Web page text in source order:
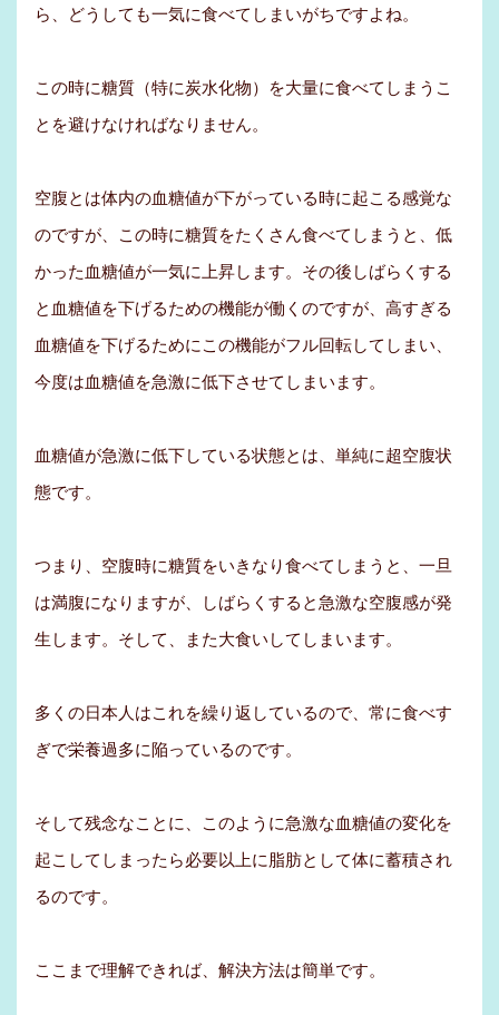
ら、どうしても一気に食べてしまいがちですよね。
この時に糖質（特に炭水化物）を大量に食べてしまうこ
とを避けなければなりません。
空腹とは体内の血糖値が下がっている時に起こる感覚な
のですが、この時に糖質をたくさん食べてしまうと、低
かった血糖値が一気に上昇します。その後しばらくする
と血糖値を下げるための機能が働くのですが、高すぎる
血糖値を下げるためにこの機能がフル回転してしまい、
今度は血糖値を急激に低下させてしまいます。
血糖値が急激に低下している状態とは、単純に超空腹状
態です。
つまり、空腹時に糖質をいきなり食べてしまうと、一旦
は満腹になりますが、しばらくすると急激な空腹感が発
生します。そして、また大食いしてしまいます。
多くの日本人はこれを繰り返しているので、常に食べす
ぎで栄養過多に陥っているのです。
そして残念なことに、このように急激な血糖値の変化を
起こしてしまったら必要以上に脂肪として体に蓄積され
るのです。
ここまで理解できれば、解決方法は簡単です。